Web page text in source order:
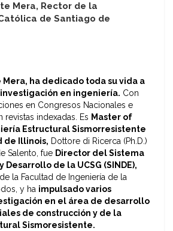
Mera, Rector de la
de Santiago de
Mera, ha dedicado toda su vida a
en ingeniería. Con
en Congresos Nacionales e
revistas indexadas. Es Master of
Estructural Sismorresistente
de Illinois, Dottore di Ricerca (Ph.D.)
Salento, fue Director del Sistema
de la UCSG (SINDE),
la Facultad de Ingeniería de la
y ha impulsado varios
en el área de desarrollo
de construcción y de la
Sismoresistente.